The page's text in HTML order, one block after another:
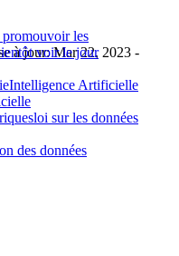
les
voir le jour
à jour: Mar 22, 2023 -
Intelligence Artificielle
loi sur les données
des données